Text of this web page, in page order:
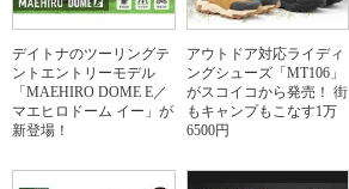
デイトナのツーリングテ
ントエントリーモデル
「MAEHIRO DOME E／
マエヒロドーム イー」が
新登場！
アウトドア対応ライディ
ングシューズ「MT106」
がスコイコから発売！ 街
もキャンプもこなす1万
6500円